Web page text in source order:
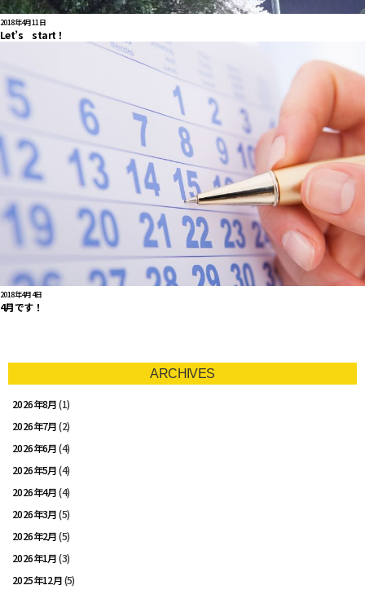
2018年4月11日
Let’s start！
2018年4月4日
4月です！
ARCHIVES
2026年8月(1)
2026年7月(2)
2026年6月(4)
2026年5月(4)
2026年4月(4)
2026年3月(5)
2026年2月(5)
2026年1月(3)
2025年12月(5)